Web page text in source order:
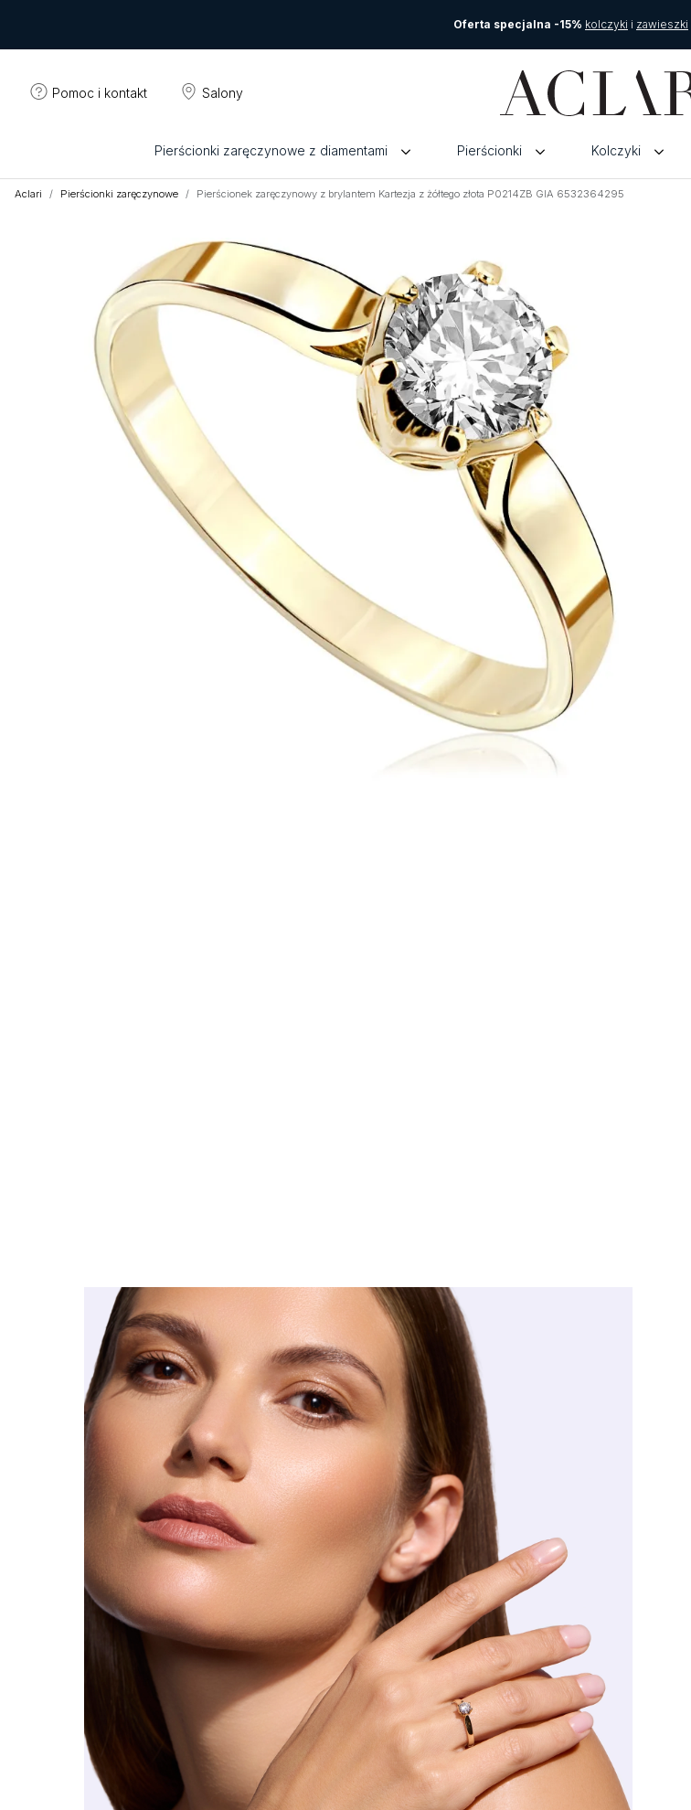
Oferta specjalna -15% kolczyki i zawieszki
Pomoc i kontakt Salony
Pierścionki zaręczynowe z diamentami Pierścionki Kolczyki
Aclari Pierścionki zaręczynowe Pierścionek zaręczynowy z brylantem Kartezja z żółtego złota P0214ZB GIA 6532364295